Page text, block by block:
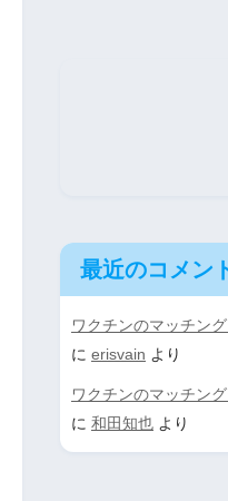
最近のコメン
ワクチンのマッチン
に erisvain より
ワクチンのマッチン
に 和田知也 より